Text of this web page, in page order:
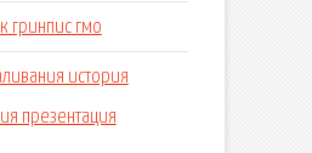
гринпис гмо
история
презентация